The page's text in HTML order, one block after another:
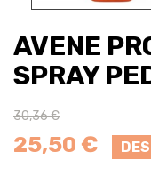
AVENE
SPRAY
30,36 €
25,50 €